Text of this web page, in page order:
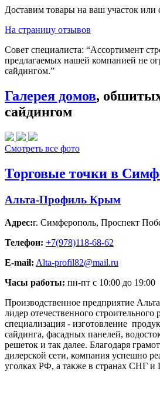
Доставим товары на ваш участок или
На страницу отзывов
Совет специалиста: “Ассортимент
предлагаемых нашей компанией не
сайдингом.”
Галерея домов,
сайдингом
Смотреть все фото
Торговые точки в
Альта-Профиль Крым
Адрес:г. Симферополь, Проспект
Телефон: +7(978)118-68-62
E-mail: Alta-profil82@mail.ru
Часы работы: пн-пт с 10:00 до 19:00
Производственное предприятие
лидер отечественного строительного
специализация - изготовление
сайдинга, фасадных панелей,
решеток и так далее. Благодаря
дилерской сети, компания успешно
уголках РФ, а также в странах СНГ и